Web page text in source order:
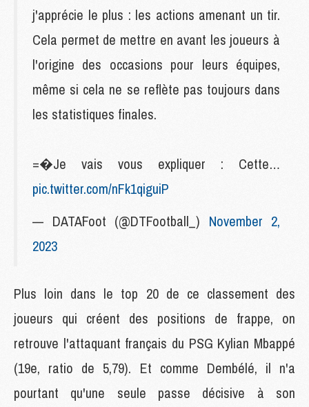
j'apprécie le plus : les actions amenant un tir.
Cela permet de mettre en avant les joueurs à
l'origine des occasions pour leurs équipes,
même si cela ne se reflète pas toujours dans
les statistiques finales.
=�Je vais vous expliquer : Cette…
pic.twitter.com/nFk1qiguiP
— DATA´Foot (@DTFootball_) November 2,
2023
Plus loin dans le top 20 de ce classement des
joueurs qui créent des positions de frappe, on
retrouve l'attaquant français du PSG Kylian Mbappé
(19e, ratio de 5,79). Et comme Dembélé, il n'a
pourtant qu'une seule passe décisive à son